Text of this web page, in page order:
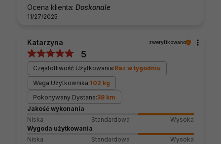
Ocena klienta: Doskonale
11/27/2025
Katarzyna zweryfikowano
5
Częstotliwość Użytkowania:Raz w tygodniu
Waga Użytkownika:102 kg
Pokonywany Dystans:38 km
Jakość wykonania
Niska
Standardowa
Wysoka
Wygoda użytkowania
Niska
Standardowa Wysoka